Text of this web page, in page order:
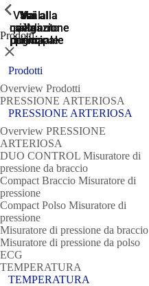
Vai
alla
ricerca
Vai alla
navigazione
principale
Vai alla
navigazione
principale
Vai al
contenuto
principale
Vai al
piè di
pagina
Prodotti
ShowPrevious
Chiudere
Prodotti
Overview Prodotti
PRESSIONE ARTERIOSA
ShowPrevious
PRESSIONE ARTERIOSA
Overview PRESSIONE
ARTERIOSA
DUO CONTROL Misuratore di
pressione da braccio
Compact Braccio Misuratore di
pressione
Compact Polso Misuratore di
pressione
Misuratore di pressione da braccio
Misuratore di pressione da polso
ECG
TEMPERATURA
ShowPrevious
TEMPERATURA
ShowPrevious
ShowPrevious